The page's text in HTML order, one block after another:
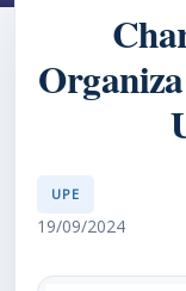
UPE
19/09/2024